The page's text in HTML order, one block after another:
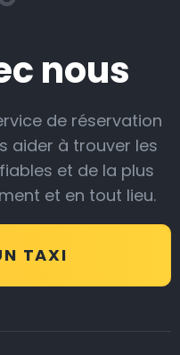
nous
de réservation
aider à trouver les
et de la plus
et en tout lieu.
TAXI